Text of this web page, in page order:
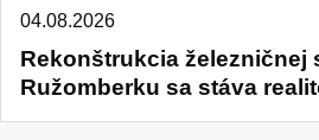
Rekonštrukcia železničnej
Ružomberku sa stáva
04.08.2026